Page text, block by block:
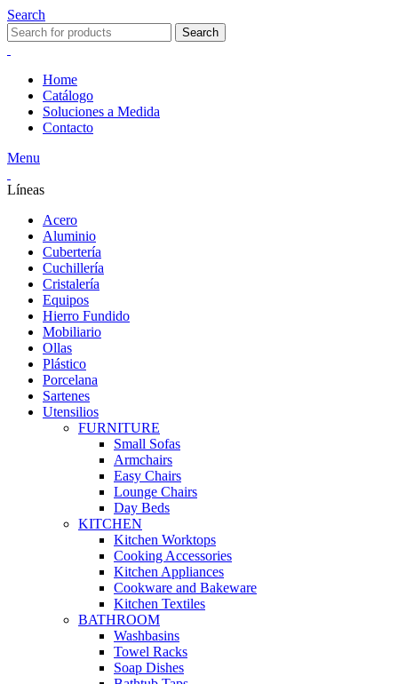
Search
Search
Home
Catálogo
Soluciones a Medida
Contacto
Menu
Líneas
Acero
Aluminio
Cubertería
Cuchillería
Cristalería
Equipos
Hierro Fundido
Mobiliario
Ollas
Plástico
Porcelana
Sartenes
Utensilios
FURNITURE
Small Sofas
Armchairs
Easy Chairs
Lounge Chairs
Day Beds
KITCHEN
Kitchen Worktops
Cooking Accessories
Kitchen Appliances
Cookware and Bakeware
Kitchen Textiles
BATHROOM
Washbasins
Towel Racks
Soap Dishes